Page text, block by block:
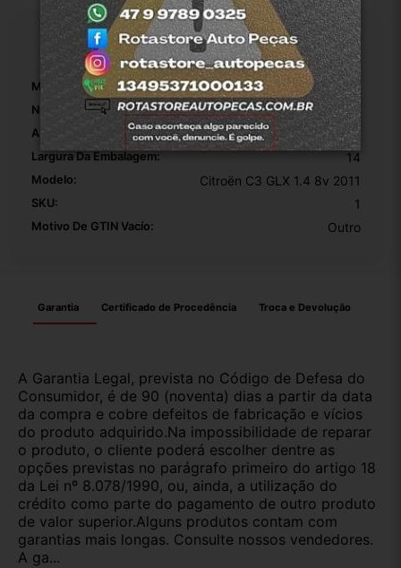
Especificações
Marca: Citroën
Número De Peça: 1
Altura Da Embalagem: 510
Largura Da Embalagem: 14
Modelo: Citroën C3 GLX 1.4 8v 2011
SKU: 1
Motivo De GTIN Vacío: Outro
Garantia Certificado de Procedência Troca e Devolução
A Garantia Legal, prevista no Código de Defesa do
Consumidor, é de 90 (noventa) dias a partir da data
da compra e cobre defeitos de fabricação e vícios
do produto adquirido.Na impossibilidade de reparar
o produto, o cliente poderá escolher dentre as
opções previstas no parágrafo primeiro do artigo 18
da Lei nº 8.078/1990, ou, ainda, a utilização do
crédito como parte do pagamento de outro produto
de valor superior.Alguns produtos contam com
garantias mais longas. Consulte nossos vendedores.
A ga...